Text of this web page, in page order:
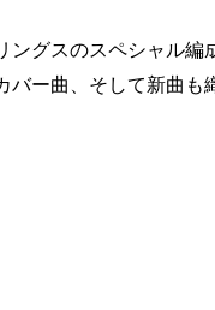
グスのスペシャル
ー曲、そして新曲